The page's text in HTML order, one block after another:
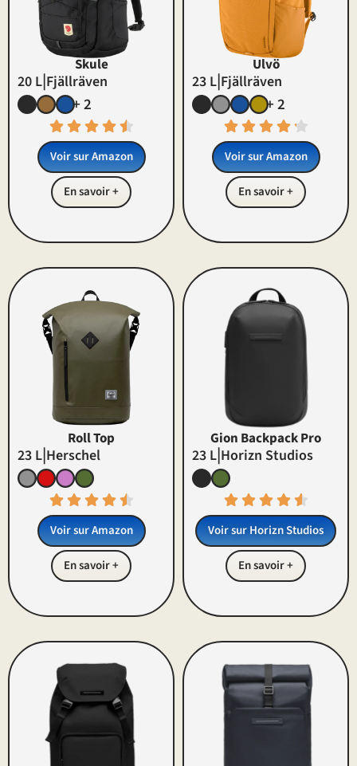
Skule
20 L|Fjällräven
+ 2
Voir sur Amazon
En savoir +
Ulvö
23 L|Fjällräven
+ 2
Voir sur Amazon
En savoir +
Roll Top
23 L|Herschel
Voir sur Amazon
En savoir +
Gion Backpack Pro
23 L|Horizn Studios
Voir surHorizn Studios
En savoir +